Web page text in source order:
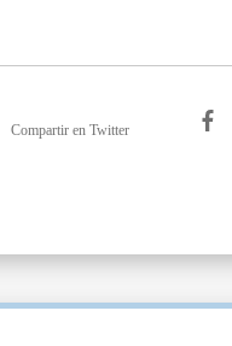
Compartir en Twitter